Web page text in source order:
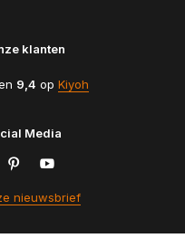
klanten
9,4 op Kiyoh
Media
nieuwsbrief